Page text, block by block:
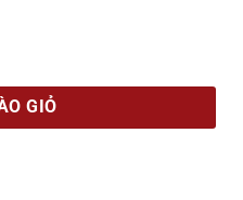
Khuyên Chạm Đến Trái Tim Về
GIỎ